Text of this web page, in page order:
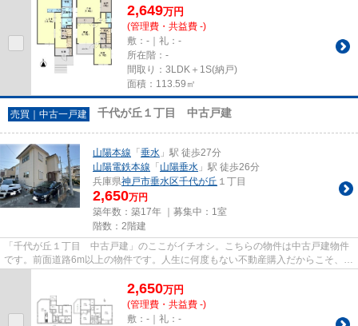
2,649万円
(管理費・共益費 -)
敷：-｜礼：-
所在階：-
間取り：3LDK＋1S(納戸)
面積：113.59㎡
売買｜中古一戸建 千代が丘１丁目 中古戸建
山陽本線 「 垂水 」駅 徒歩27分
山陽電鉄本線 「 山陽垂水 」駅 徒歩26分
兵庫県神戸市垂水区千代が丘 １丁目
2,650万円
築年数：築17年 ｜募集中： 1室
階数：2階建
「千代が丘１丁目 中古戸建」のここがイチオシ。こちらの物件は中古戸建物件
です。前面道路6m以上の物件です。人生に何度もない不動産購入だからこそ、こ
2,650万円
(管理費・共益費 -)
敷：-｜礼：-